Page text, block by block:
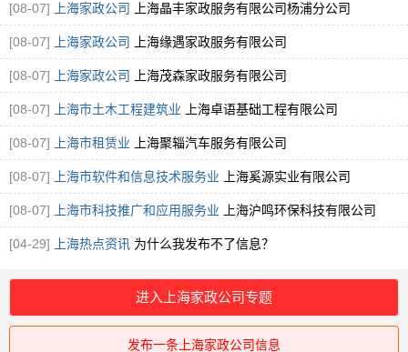
[08-07] 上海家政公司 上海晶丰家政服务有限公司杨浦分公司
[08-07] 上海家政公司 上海缘遇家政服务有限公司
[08-07] 上海家政公司 上海茂森家政服务有限公司
[08-07] 上海市土木工程建筑业 上海卓语基础工程有限公司
[08-07] 上海市租赁业 上海聚辎汽车服务有限公司
[08-07] 上海市软件和信息技术服务业 上海奚源实业有限公司
[08-07] 上海市科技推广和应用服务业 上海沪鸣环保科技有限公司
[04-29] 上海热点资讯 为什么我发布不了信息？
进入上海家政公司专题
发布一条上海家政公司信息